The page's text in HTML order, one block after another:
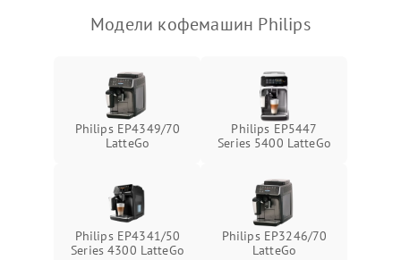
Модели кофемашин Philips
Philips EP4349/70
LatteGo
Philips EP5447
Series 5400 LatteGo
Philips EP4341/50
Series 4300 LatteGo
Philips EP3246/70
LatteGo